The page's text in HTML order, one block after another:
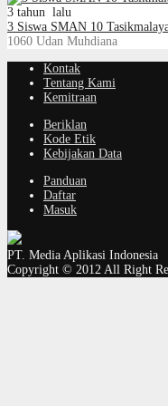
3 tahun lalu
3 Siswa SMAN 10
1060 Udan Muhdiana
Kontak
Tentang Kami
Kemitraan
Beriklan
Kode Etik
Kebijakan Data
Panduan
Daftar
Masuk
PT. Media Aplikasi Indonesia
Copyright © 2012 All Right